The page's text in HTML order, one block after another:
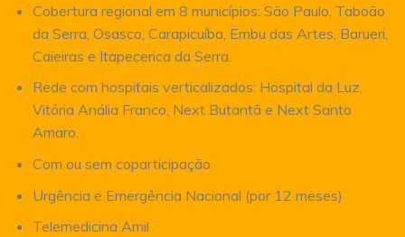
Cobertura regional em 8 municípios: São Paulo, Taboão
da Serra, Osasco, Carapicuíba, Embu das Artes, Barueri,
Caieiras e Itapecerica da Serra.
Rede com hospitais verticalizados: Hospital da Luz,
Vitória Anália Franco, Next Butantã e Next Santo
Amaro.
Com ou sem coparticipação
Urgência e Emergência Nacional (por 12 meses)
Telemedicina Amil